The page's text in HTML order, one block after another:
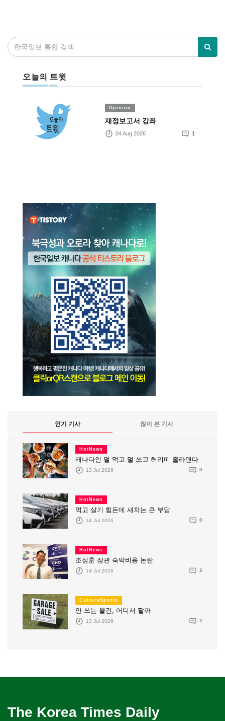
오늘의 트윗
Opinion
재정보고서 강좌
04 Aug 2026 1
인기 기사 많이 본 기사
HotNews
캐나다인 덜 먹고 덜 쓰고 허리띠 졸라맨다
13 Jul 2026 0
HotNews
먹고 살기 힘든데 새차는 큰 부담
14 Jul 2026 0
HotNews
조성훈 장관 숙박비용 논란
14 Jul 2026 2
CultureSports
안 쓰는 물건, 어디서 팔까
13 Jul 2026 2
The Korea Times Daily